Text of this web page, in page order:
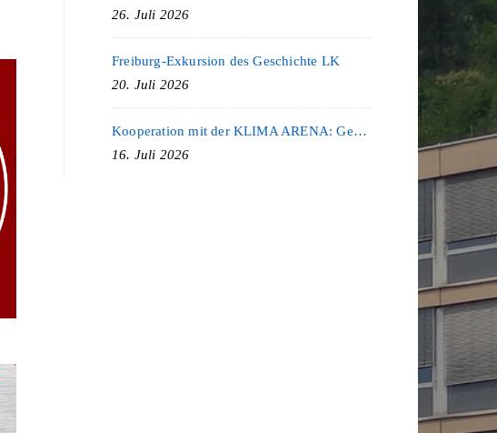
26. Juli 2026
Freiburg-Exkursion des Geschichte LK
20. Juli 2026
Kooperation mit der KLIMA ARENA: Gemeinsam für Nachhaltigkeit und Klimaschutz
16. Juli 2026